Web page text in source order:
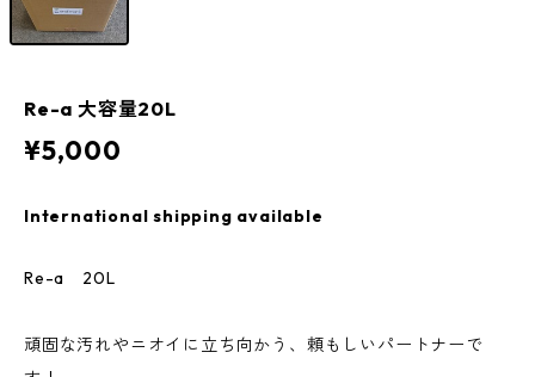
Re-a 大容量20L
¥5,000
International shipping available
Re-a 20L
頑固な汚れやニオイに立ち向かう、頼もしいパートナーで